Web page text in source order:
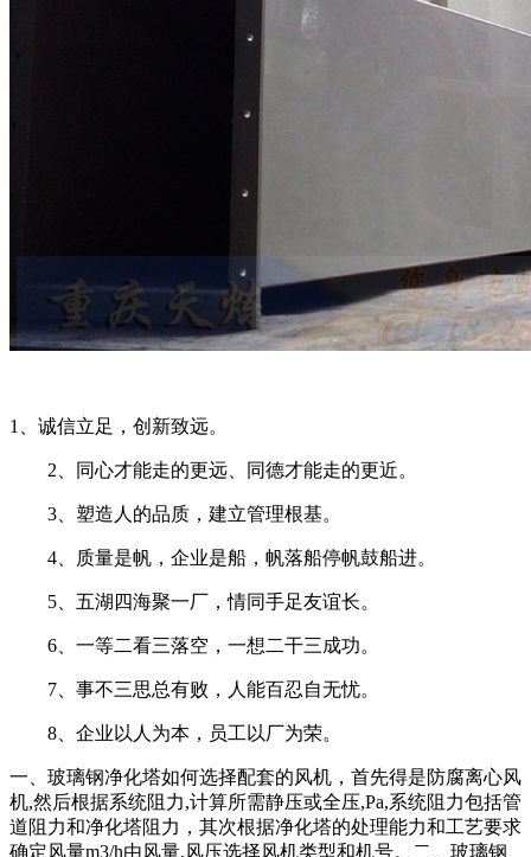
1、诚信立足，创新致远。
2、同心才能走的更远、同德才能走的更近。
3、塑造人的品质，建立管理根基。
4、质量是帆，企业是船，帆落船停帆鼓船进。
5、五湖四海聚一厂，情同手足友谊长。
6、一等二看三落空，一想二干三成功。
7、事不三思总有败，人能百忍自无忧。
8、企业以人为本，员工以厂为荣。
一、玻璃钢净化塔如何选择配套的风机，首先得是防腐离心风
机,然后根据系统阻力,计算所需静压或全压,Pa,系统阻力包括管
道阻力和净化塔阻力，其次根据净化塔的处理能力和工艺要求
确定风量m3/h由风量,风压选择风机类型和机号。二、玻璃钢